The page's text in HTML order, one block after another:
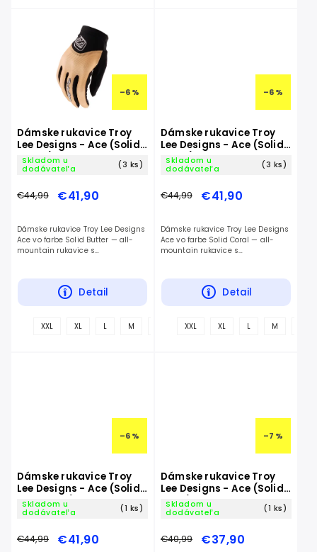
–6 %
Dámske rukavice Troy
Lee Designs - Ace (Solid
Butter)
Skladom u
dodávateľa
(3 ks)
€44,99 €41,90
Detail
Dámske rukavice Troy Lee Designs
Ace vo farbe Solid Butter — all-
mountain rukavice s
XXL XL L M
ďalšie
–6 %
Dámske rukavice Troy
Lee Designs - Ace (Solid
Coral)
Skladom u
dodávateľa
(3 ks)
€44,99 €41,90
Detail
Dámske rukavice Troy Lee Designs
Ace vo farbe Solid Coral — all-
mountain rukavice s
XXL XL L M
–6 %
Dámske rukavice Troy
Lee Designs - Ace (Solid
Dawn Blue)
Skladom u
dodávateľa
(1 ks)
€44,99 €41,90
–7 %
Dámske rukavice Troy
Lee Designs - Ace (Solid
Jade)
Skladom u
dodávateľa
(1 ks)
€40,99 €37,90